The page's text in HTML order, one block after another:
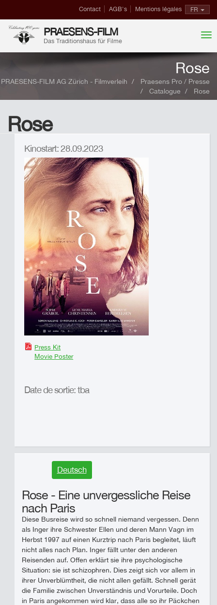
FR
Contact AGB's Mentions légales
PRAESENS-FILM
Das Traditionshaus für Filme
Rose
PRAESENS-FILM AG Zürich - Filmverleih
Praesens Pro / Presse
Catalogue
Rose
Rose
Kinostart: 28.09.2023
Press Kit
Movie Poster
Date de sortie: tba
Deutsch
Rose - Eine unvergessliche Reise
nach Paris
Diese Busreise wird so schnell niemand vergessen. Denn
als Inger ihre Schwester Ellen und deren Mann Vagn im
Herbst 1997 auf einen Kurztrip nach Paris begleitet, läuft
nicht alles nach Plan. Inger fällt unter den anderen
Reisenden auf. Offen erklärt sie ihre psychologische
Situation: sie ist schizophren. Dies zeigt sich vor allem in
ihrer Unverblümtheit, die nicht allen gefällt. Schnell gerät
die Familie zwischen Unverständnis und Vorurteile. Doch
in Paris angekommen wird klar, dass alle so ihr Päckchen